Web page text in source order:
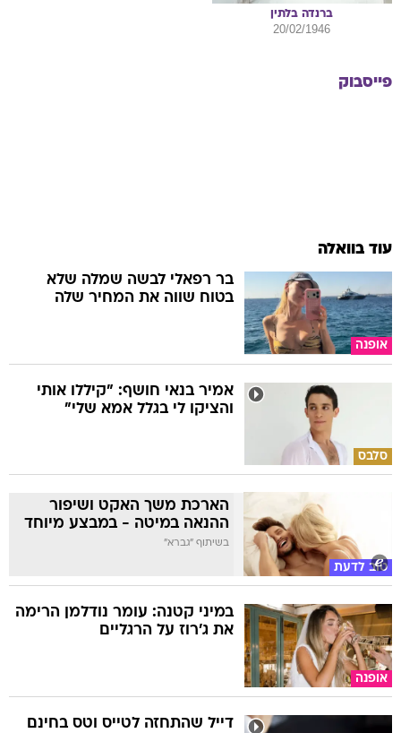
ברנדה בלתין
20/02/1946
פייסבוק
עוד בוואלה
אופנה
בר רפאלי לבשה שמלה שלא
בטוח שווה את המחיר שלה
סלבס
אמיר בנאי חושף: "קיללו אותי
והציקו לי בגלל אמא שלי"
טוב לדעת
הארכת משך האקט ושיפור
ההנאה במיטה - במבצע מיוחד
בשיתוף "גברא"
אופנה
במיני קטנה: עומר נודלמן הרימה
את ג'רוז על הרגליים
דייל שהתחזה לטייס וטס בחינם